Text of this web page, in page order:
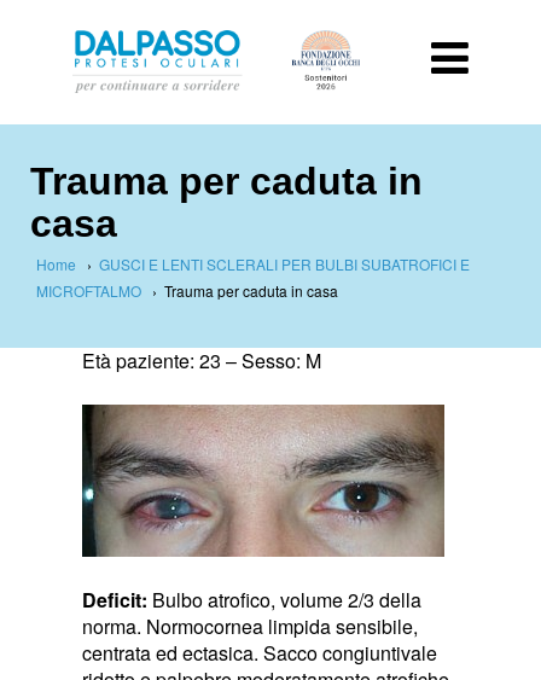
Trauma per caduta in
casa
Home › GUSCI E LENTI SCLERALI PER BULBI SUBATROFICI E
MICROFTALMO › Trauma per caduta in casa
Età paziente: 23 –Sesso: M
Deficit: Bulbo atrofico, volume 2/3 della
norma. Normocornea limpida sensibile,
centrata ed ectasica. Sacco congiuntivale